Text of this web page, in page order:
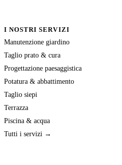
I NOSTRI SERVIZI
Manutenzione giardino
Taglio prato & cura
Progettazione paesaggistica
Potatura & abbattimento
Taglio siepi
Terrazza
Piscina & acqua
Tutti i servizi →